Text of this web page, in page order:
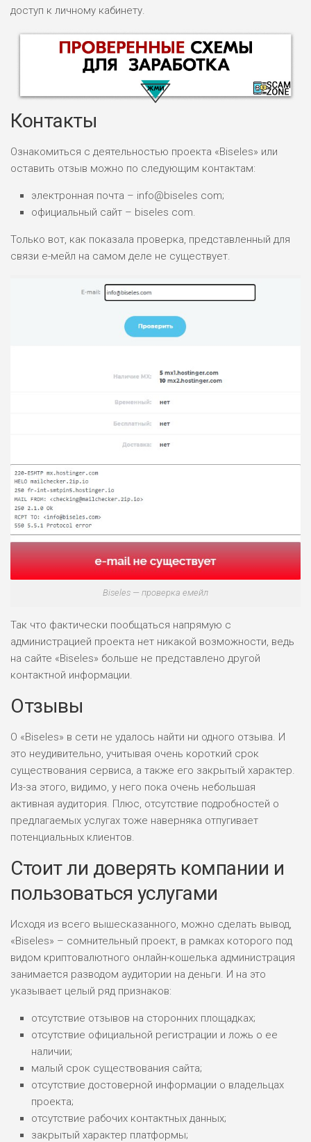
доступ к личному кабинету.
РИСКИ: НИЗКИЕ
БЮДЖЕТ: ВЫСОКИЙ
ЛЮБИТЕЛЯ
М СТАВОК
ДОХОД: ВЫСОКИЙ
ОБЗОР
ВСЕМ
РИСКИ: НИЗКИЕ
ДОХОД: НИЗКИЙ
БЮДЖЕТ: НИЗКИЙ
ПОДОЙДЕТ
ДОХОД: СРЕДНИЙ
Контакты
Ознакомиться с деятельностью проекта «Biseles» или
оставить отзыв можно по следующим контактам:
электронная почта – info@biseles com;
официальный сайт – biseles com.
Только вот, как показала проверка, представленный для
связи е-мейл на самом деле не существует.
Biseles — проверка емейл
Так что фактически пообщаться напрямую с
администрацией проекта нет никакой возможности, ведь
на сайте «Biseles» больше не представлено другой
контактной информации.
Отзывы
О «Biseles» в сети не удалось найти ни одного отзыва. И
это неудивительно, учитывая очень короткий срок
существования сервиса, а также его закрытый характер.
Из-за этого, видимо, у него пока очень небольшая
активная аудитория. Плюс, отсутствие подробностей о
предлагаемых услугах тоже наверняка отпугивает
потенциальных клиентов.
Стоит ли доверять компании и
пользоваться услугами
Исходя из всего вышесказанного, можно сделать вывод,
«Biseles» – сомнительный проект, в рамках которого под
видом криптовалютного онлайн-кошелька администрация
занимается разводом аудитории на деньги. И на это
указывает целый ряд признаков:
отсутствие отзывов на сторонних площадках;
отсутствие официальной регистрации и ложь о ее
наличии;
малый срок существования сайта;
отсутствие достоверной информации о владельцах
проекта;
отсутствие рабочих контактных данных;
закрытый характер платформы;